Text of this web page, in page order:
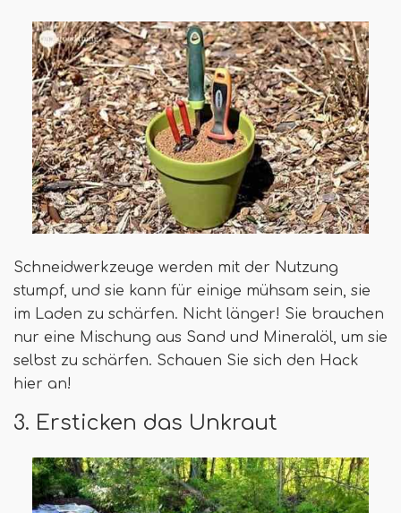
Schneidwerkzeuge werden mit der Nutzung
stumpf, und sie kann für einige mühsam sein, sie
im Laden zu schärfen. Nicht länger! Sie brauchen
nur eine Mischung aus Sand und Mineralöl, um sie
selbst zu schärfen. Schauen Sie sich den Hack
hier an!
3. Ersticken das Unkraut